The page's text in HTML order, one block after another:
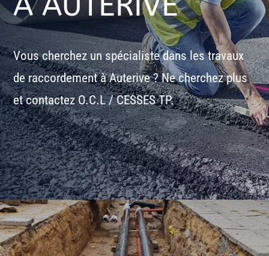
Vous cherchez un spécialiste dans les travaux
de raccordement à Auterive ? Ne cherchez plus
et contactez O.C.L / CESSES TP.